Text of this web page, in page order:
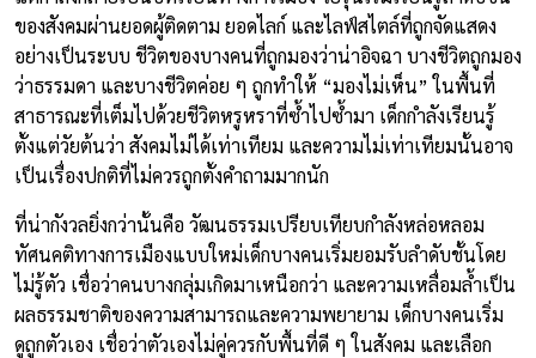
ของสังคมผ่านยอดผู้ติดตาม ยอดไลก์ และไลฟ์สไตล์ที่ถูกจัดแสดง
อย่างเป็นระบบ ชีวิตของบางคนที่ถูกมองว่าน่าอิจฉา บางชีวิตถูกมอง
ว่าธรรมดา และบางชีวิตค่อย ๆ ถูกทำให้ “มองไม่เห็น” ในพื้นที่
สาธารณะที่เต็มไปด้วยชีวิตหรูหราที่ซ้ำไปซ้ำมา เด็กกำลังเรียนรู้
ตั้งแต่วัยต้นว่า สังคมไม่ได้เท่าเทียม และความไม่เท่าเทียมนั้นอาจ
เป็นเรื่องปกติที่ไม่ควรถูกตั้งคำถามมากนัก
ที่น่ากังวลยิ่งกว่านั้นคือ วัฒนธรรมเปรียบเทียบกำลังหล่อหลอม
ทัศนคติทางการเมืองแบบใหม่เด็กบางคนเริ่มยอมรับลำดับชั้นโดย
ไม่รู้ตัว เชื่อว่าคนบางกลุ่มเกิดมาเหนือกว่า และความเหลื่อมล้ำเป็น
ผลธรรมชาติของความสามารถและความพยายาม เด็กบางคนเริ่ม
ดูถูกตัวเอง เชื่อว่าตัวเองไม่คู่ควรกับพื้นที่ดี ๆ ในสังคม และเลือก